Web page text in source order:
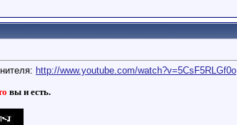
http://www.youtube.com/watch?v=5CsF5RLGf0o
вы и есть.